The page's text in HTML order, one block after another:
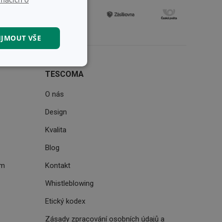
TESCOMA
O nás
Design
Kvalita
Blog
Kontakt
Whistleblowing
Etický kodex
Zásady zpracování osobních údajů a
VŠE
soubory
účtu. Webové